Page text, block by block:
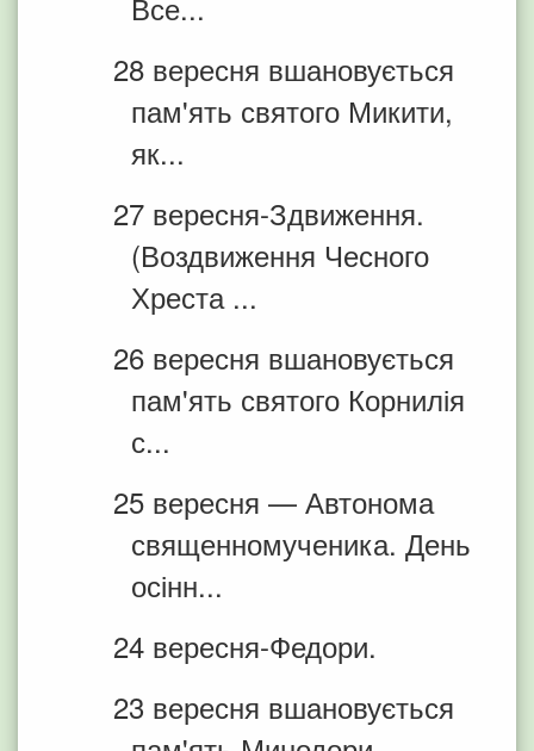
28 вересня вшановується
пам'ять святого Микити,
як...
27 вересня-Здвиження.
(Воздвиження Чесного
Хреста ...
26 вересня вшановується
пам'ять святого Корнилія
с...
25 вересня — Автонома
священномученика. День
осінн...
24 вересня-Федори.
23 вересня вшановується